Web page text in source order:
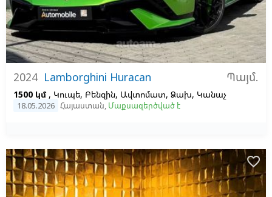
2024 Lamborghini Huracan Պայմ.
1500 կմ , Կուպե, Բենզին, Ավտոմատ, Ձախ, Կանաչ
18.05.2026 Հայաստան, Մաքսազերծված է
favorite_border